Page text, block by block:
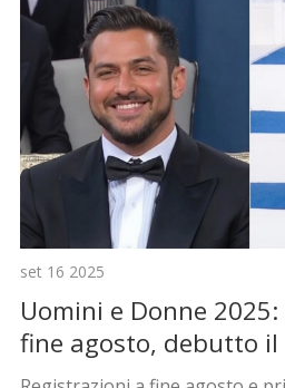
set 16 2025
Uomini e Donne
fine agosto, debutto il
le voci su Gianmarco